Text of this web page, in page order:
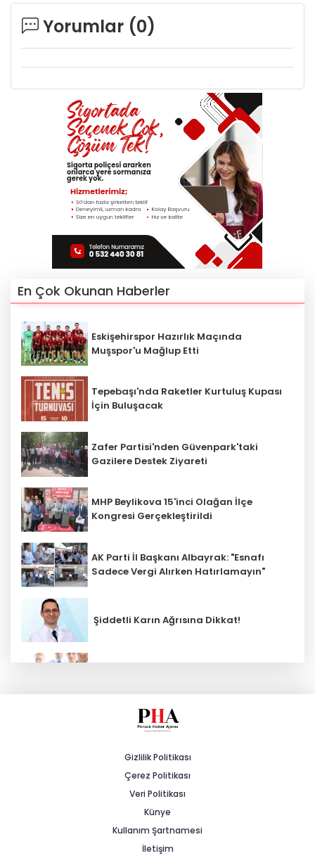
Yorumlar (0)
En Çok Okunan Haberler
Eskişehirspor Hazırlık Maçında
Muşspor'u Mağlup Etti
Tepebaşı'nda Raketler Kurtuluş Kupası
İçin Buluşacak
Zafer Partisi'nden Güvenpark'taki
Gazilere Destek Ziyareti
MHP Beylikova 15'inci Olağan İlçe
Kongresi Gerçekleştirildi
AK Parti İl Başkanı Albayrak: "Esnafı
Sadece Vergi Alırken Hatırlamayın"
Şiddetli Karın Ağrısına Dikkat!
17 Milyon Büyükbaşta Dijital Küpe
Kütahya’da komşuluk bağları
güçleniyor
Özel öğrenci yurtlarına ilişkin
yönetmelik değişikliği... Geçiş süresi
Gizlilik Politikası
Çerez Politikası
Veri Politikası
Künye
Kullanım Şartnamesi
İletişim